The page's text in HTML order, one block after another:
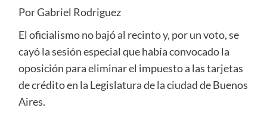
Por Gabriel Rodriguez
El oficialismo no bajó al recinto y, por un voto, se
cayó la sesión especial que había convocado la
oposición para eliminar el impuesto a las tarjetas
de crédito en la Legislatura de la ciudad de Buenos
Aires.